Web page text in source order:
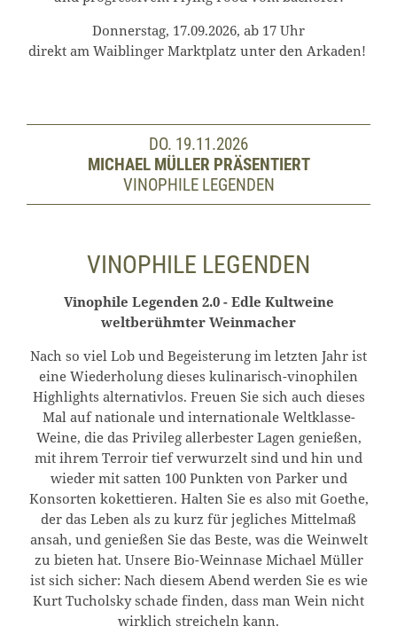
Donnerstag, 17.09.2026, ab 17 Uhr
direkt am Waiblinger Marktplatz unter den Arkaden!
DO. 19.11.2026
MICHAEL MÜLLER PRÄSENTIERT
VINOPHILE LEGENDEN
VINOPHILE LEGENDEN
Vinophile Legenden 2.0 - Edle Kultweine
weltberühmter Weinmacher
Nach so viel Lob und Begeisterung im letzten Jahr ist
eine Wiederholung dieses kulinarisch-vinophilen
Highlights alternativlos. Freuen Sie sich auch dieses
Mal auf nationale und internationale Weltklasse-
Weine, die das Privileg allerbester Lagen genießen,
mit ihrem Terroir tief verwurzelt sind und hin und
wieder mit satten 100 Punkten von Parker und
Konsorten kokettieren. Halten Sie es also mit Goethe,
der das Leben als zu kurz für jegliches Mittelmaß
ansah, und genießen Sie das Beste, was die Weinwelt
zu bieten hat. Unsere Bio-Weinnase Michael Müller
ist sich sicher: Nach diesem Abend werden Sie es wie
Kurt Tucholsky schade finden, dass man Wein nicht
wirklich streicheln kann.